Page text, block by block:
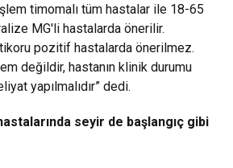
timomalı tüm hastalar ile 18-65
MG'li hastalarda önerilir.
pozitif hastalarda önerilmez.
değildir, hastanın klinik durumu
yapılmalıdır” dedi.
seyir de başlangıç gibi